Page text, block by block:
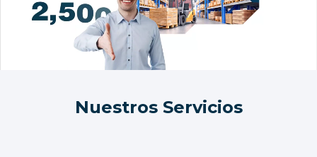
Nuestros Servicios